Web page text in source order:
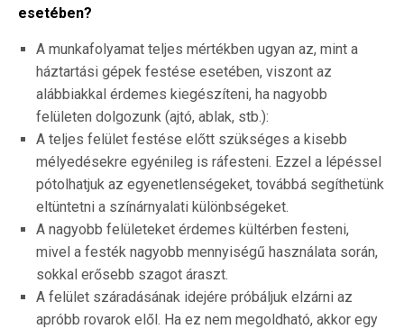
esetében?
A munkafolyamat teljes mértékben ugyan az, mint a
háztartási gépek festése esetében, viszont az
alábbiakkal érdemes kiegészíteni, ha nagyobb
felületen dolgozunk (ajtó, ablak, stb.):
A teljes felület festése előtt szükséges a kisebb
mélyedésekre egyénileg is ráfesteni. Ezzel a lépéssel
pótolhatjuk az egyenetlenségeket, továbbá segíthetünk
eltüntetni a színárnyalati különbségeket.
A nagyobb felületeket érdemes kültérben festeni,
mivel a festék nagyobb mennyiségű használata során,
sokkal erősebb szagot áraszt.
A felület száradásának idejére próbáljuk elzárni az
apróbb rovarok elől. Ha ez nem megoldható, akkor egy